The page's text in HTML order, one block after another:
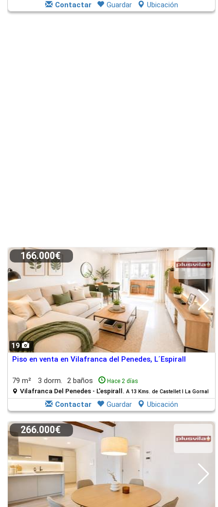
Contactar Guardar Ubicación
19
166.000€
Piso en venta en Vilafranca del Penedes, L´Espirall
79 m² 3 dorm. 2 baños Hace 2 días
Vilafranca Del Penedes - L'espirall. A 13 Kms. de Castellet I La Gornal
Contactar Guardar Ubicación
266.000€